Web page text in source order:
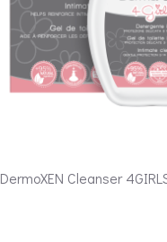
DermoXEN Cleanser